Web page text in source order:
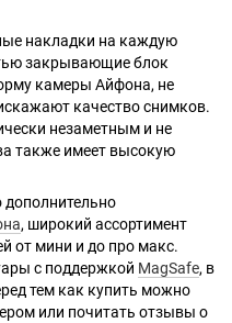
накладки на каждую
закрывающие блок
камеры Айфона, не
качество снимков.
незаметным и не
также имеет высокую
, широкий ассортимент
от мини и до про макс.
с поддержкой MagSafe, в
тем как купить можно
или почитать отзывы о